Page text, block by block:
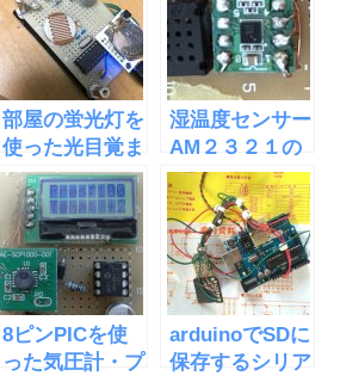
部屋の蛍光灯を
使った光目覚ま
しをArduinoで
自作した
湿温度センサー
AM２３２１の
使い方
8ピンPICを使
った気圧計・プ
arduinoでSDに
保存するシリア